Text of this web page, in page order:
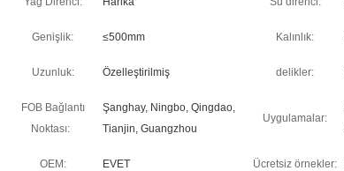
Genişlik: ≤500mm Kalınlık:
Uzunluk: Özelleştirilmiş delikler:
FOB Bağlantı
Noktası:
Şanghay, Ningbo, Qingdao,
Tianjin, Guangzhou
Uygulamalar:
OEM: EVET Ücretsiz örnekler: